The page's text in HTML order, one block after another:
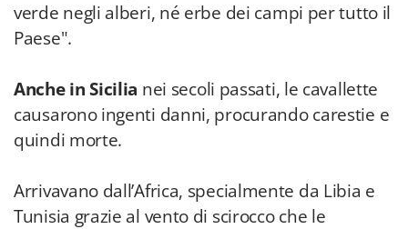
verde negli alberi, né erbe dei campi per tutto il
Paese".
Anche in Sicilia nei secoli passati, le cavallette
causarono ingenti danni, procurando carestie e
quindi morte.
Arrivavano dall’Africa, specialmente da Libia e
Tunisia grazie al vento di scirocco che le